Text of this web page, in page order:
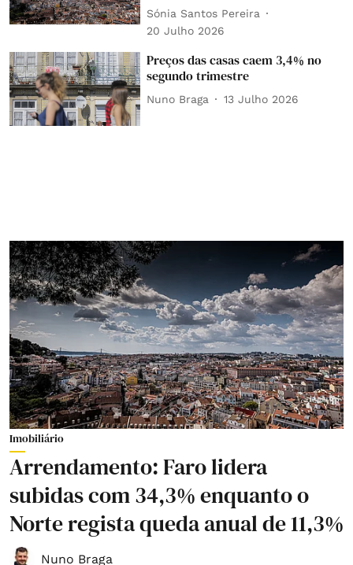
Sónia Santos Pereira
20 Julho 2026
Preços das casas caem 3,4% no
segundo trimestre
Nuno Braga 13 Julho 2026
Imobiliário
Arrendamento: Faro lidera
subidas com 34,3% enquanto o
Norte regista queda anual de 11,3%
Nuno Braga